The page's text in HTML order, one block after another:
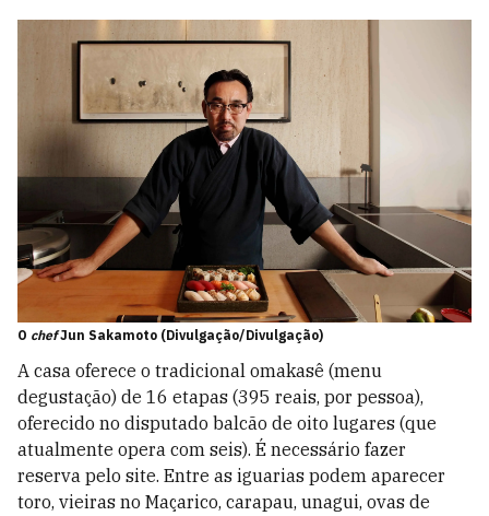
O chefJun Sakamoto (Divulgação/Divulgação)
A casa oferece o tradicional omakasê (menu
degustação) de 16 etapas (395 reais, por pessoa),
oferecido no disputado balcão de oito lugares (que
atualmente opera com seis). É necessário fazer
reserva pelo site. Entre as iguarias podem aparecer
toro, vieiras no Maçarico, carapau, unagui, ovas de